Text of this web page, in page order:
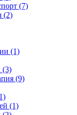
(7)
(2)
(1)
(3)
(9)
(1)